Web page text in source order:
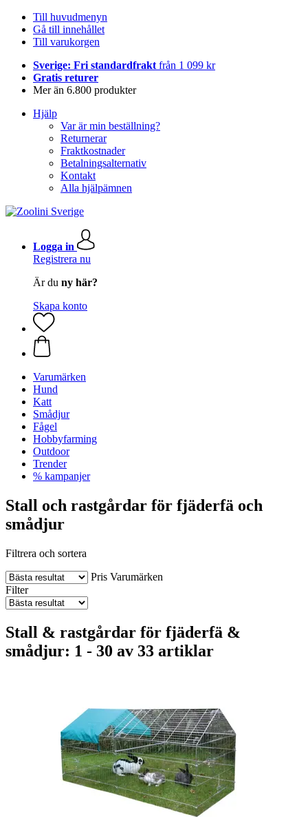
Till huvudmenyn
Gå till innehållet
Till varukorgen
Sverige: Fri standardfrakt från 1 099 kr
Gratis returer
Mer än 6.800 produkter
Hjälp
Var är min beställning?
Returnerar
Fraktkostnader
Betalningsalternativ
Kontakt
Alla hjälpämnen
Logga in
Registrera nu
Är du ny här?
Skapa konto
Varumärken
Hund
Katt
Smådjur
Fågel
Hobbyfarming
Outdoor
Trender
% kampanjer
Stall och rastgårdar för fjäderfä och
smådjur
Filtrera och sortera
Pris Varumärken
Filter
Stall & rastgårdar för fjäderfä &
smådjur: 1 - 30 av 33 artiklar